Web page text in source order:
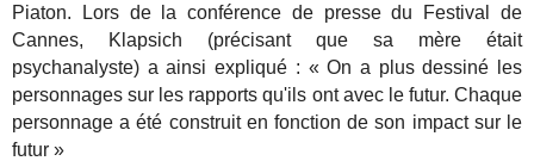
Piaton. Lors de la conférence de presse du Festival de
Cannes, Klapsich (précisant que sa mère était
psychanalyste) a ainsi expliqué : « On a plus dessiné les
personnages sur les rapports qu'ils ont avec le futur. Chaque
personnage a été construit en fonction de son impact sur le
futur »